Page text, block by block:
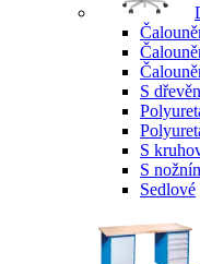
S
S
S
Sedlové